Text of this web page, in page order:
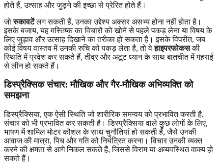
होते हैं, उत्साह और जुड़ने की इच्छा से प्रेरित होते हैं।
जोरुकावटेंलग सकती हैं, उनका उद्देश्य अक्सर असभ्य होना नहीं होता है।
इसके बजाय, यह मस्तिष्क का विचारों को खोने से पहले पकड़ लेना या विषय के
लिए जुड़ाव और उत्साह दिखाने का तरीका हो सकता है। इसके विपरीत, जब
कोई विषय वास्तव में उनकी रुचि को पकड़ लेता है, तो वेहाइपरफोकसकी
स्थिति में प्रवेश कर सकते हैं, तीव्र और अटूट ध्यान के साथ बातचीत में गहराई
से लीन हो सकते हैं।
डिस्प्रैक्सिक संचार: मौखिक और गैर-मौखिक अभिव्यक्ति को
समझना
डिस्प्रैक्सिया, एक ऐसी स्थिति जो शारीरिक समन्वय को प्रभावित करती है,
संचार को भी प्रभावित कर सकती है। डिस्प्रैक्सिया वाले कुछ लोगों के लिए,
भाषण में शामिल मोटर कौशल के साथ चुनौतियां हो सकती हैं, जैसे उनकी
आवाज की मात्रा, पिच और गति को नियंत्रित करना। विचार उनकी व्यक्त
करने की क्षमता से आगे निकल सकते हैं, जिससे विराम या अव्यवस्थित वाक्य हो
सकते हैं।